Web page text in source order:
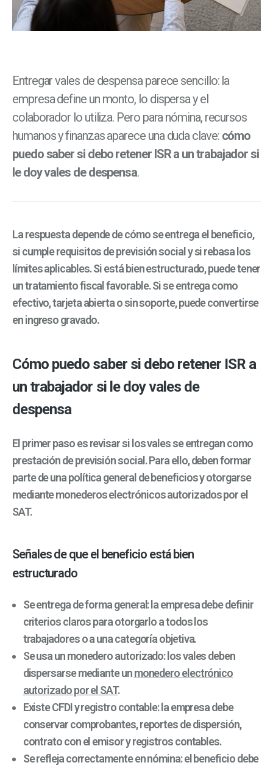
Entregar vales de despensa parece sencillo: la
empresa define un monto, lo dispersa y el
colaborador lo utiliza. Pero para nómina, recursos
humanos y finanzas aparece una duda clave: cómo
puedo saber si debo retener ISR a un trabajador si
le doy vales de despensa.
La respuesta depende de cómo se entrega el beneficio,
si cumple requisitos de previsión social y si rebasa los
límites aplicables. Si está bien estructurado, puede tener
un tratamiento fiscal favorable. Si se entrega como
efectivo, tarjeta abierta o sin soporte, puede convertirse
en ingreso gravado.
Cómo puedo saber si debo retener ISR a
un trabajador si le doy vales de
despensa
El primer paso es revisar si los vales se entregan como
prestación de previsión social. Para ello, deben formar
parte de una política general de beneficios y otorgarse
mediante monederos electrónicos autorizados por el
SAT.
Señales de que el beneficio está bien
estructurado
Se entrega de forma general: la empresa debe definir
criterios claros para otorgarlo a todos los
trabajadores o a una categoría objetiva.
Se usa un monedero autorizado: los vales deben
dispersarse mediante unmonedero electrónico
autorizado por el SAT.
Existe CFDI y registro contable: la empresa debe
conservar comprobantes, reportes de dispersión,
contrato con el emisor y registros contables.
Se refleja correctamente en nómina: el beneficio debe